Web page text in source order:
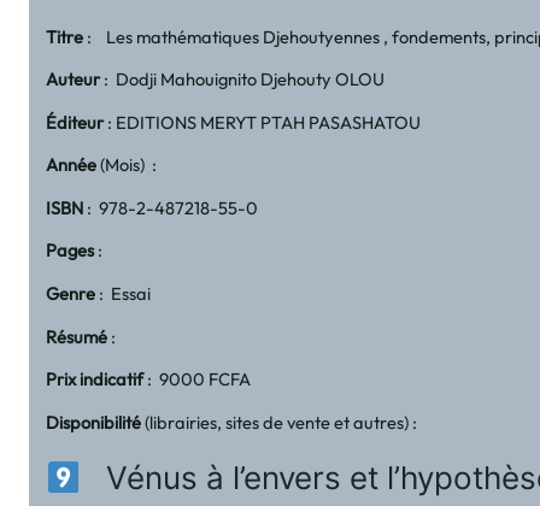
Titre : Les mathématiques Djehoutyennes , fondements,
Auteur: Dodji Mahouignito Djehouty OLOU
Éditeur: EDITIONS MERYT PTAH PASASHATOU
Année(Mois) :
ISBN : 978-2-487218-55-0
Pages:
Genre : Essai
Résumé :
Prix indicatif: 9000 FCFA
Disponibilité(librairies, sites de vente et autres) :
Vénus à l’envers et